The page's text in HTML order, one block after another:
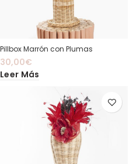
Pillbox Marrón con Plumas
30,00€
Leer Más